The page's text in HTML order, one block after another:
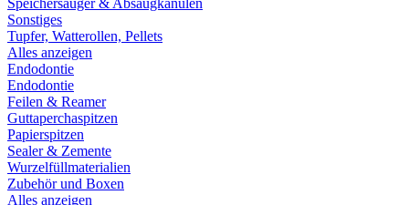
Speichersauger & Absaugkanülen
Sonstiges
Tupfer, Watterollen, Pellets
Alles anzeigen
Endodontie
Endodontie
Feilen & Reamer
Guttaperchaspitzen
Papierspitzen
Sealer & Zemente
Wurzelfüllmaterialien
Zubehör und Boxen
Alles anzeigen